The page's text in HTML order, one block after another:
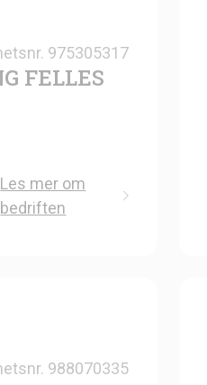
975305317
FELLES
Les mer om
bedriften
988070335